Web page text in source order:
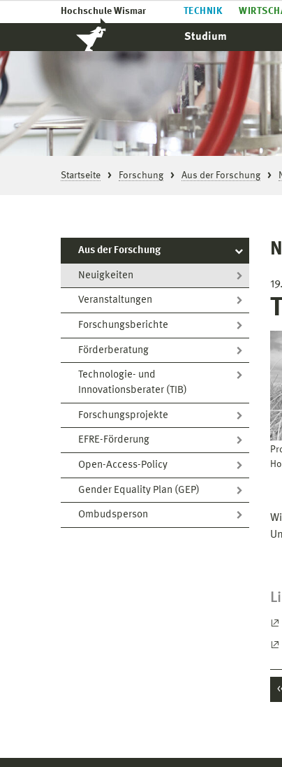
Hochschule Wismar TECHNIK
Studium
Startseite Forschung Aus der Forschung
Aus der Forschung
Neuigkeiten
Veranstaltungen
Forschungsberichte
Förderberatung
Technologie- und
Innovationsberater (TIB)
Forschungsprojekte
EFRE-Förderung
Open-Access-Policy
Gender Equality Plan (GEP)
Ombudsperson